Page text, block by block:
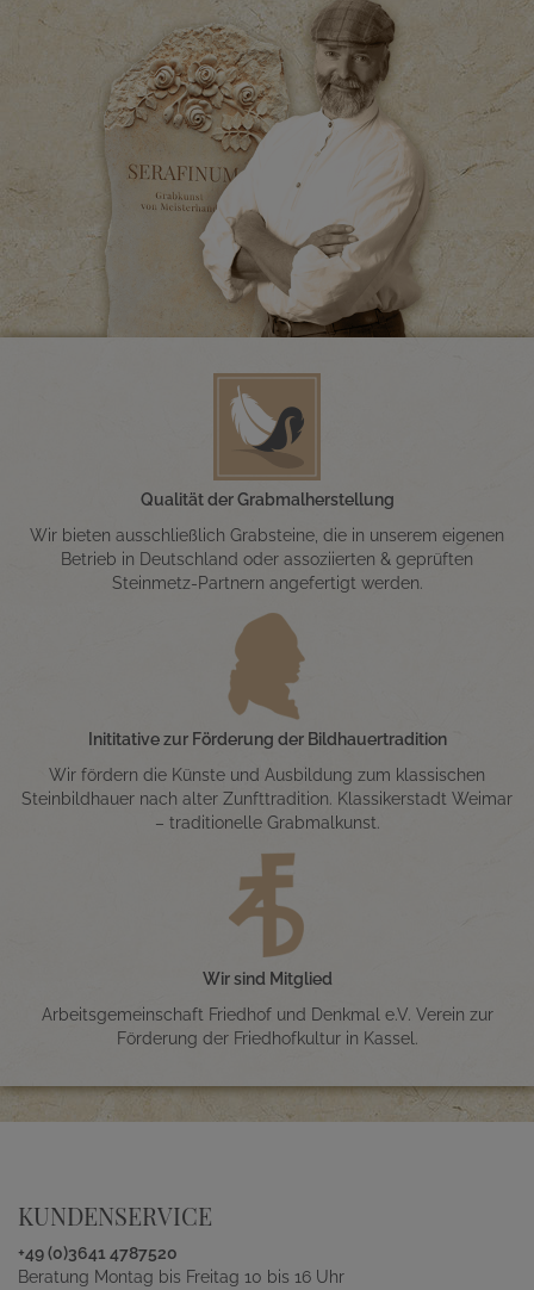
Qualität der Grabmalherstellung
Wir bieten ausschließlich Grabsteine, die in unserem eigenen
Betrieb in Deutschland oder assoziierten & geprüften
Steinmetz-Partnern angefertigt werden.
Inititative zur Förderung der Bildhauertradition
Wir fördern die Künste und Ausbildung zum klassischen
Steinbildhauer nach alter Zunfttradition. Klassikerstadt Weimar
– traditionelle Grabmalkunst.
Wir sind Mitglied
Arbeitsgemeinschaft Friedhof und Denkmal e.V. Verein zur
Förderung der Friedhofkultur in Kassel.
KUNDENSERVICE
+49 (0)3641 4787520
Beratung Montag bis Freitag 10 bis 16 Uhr